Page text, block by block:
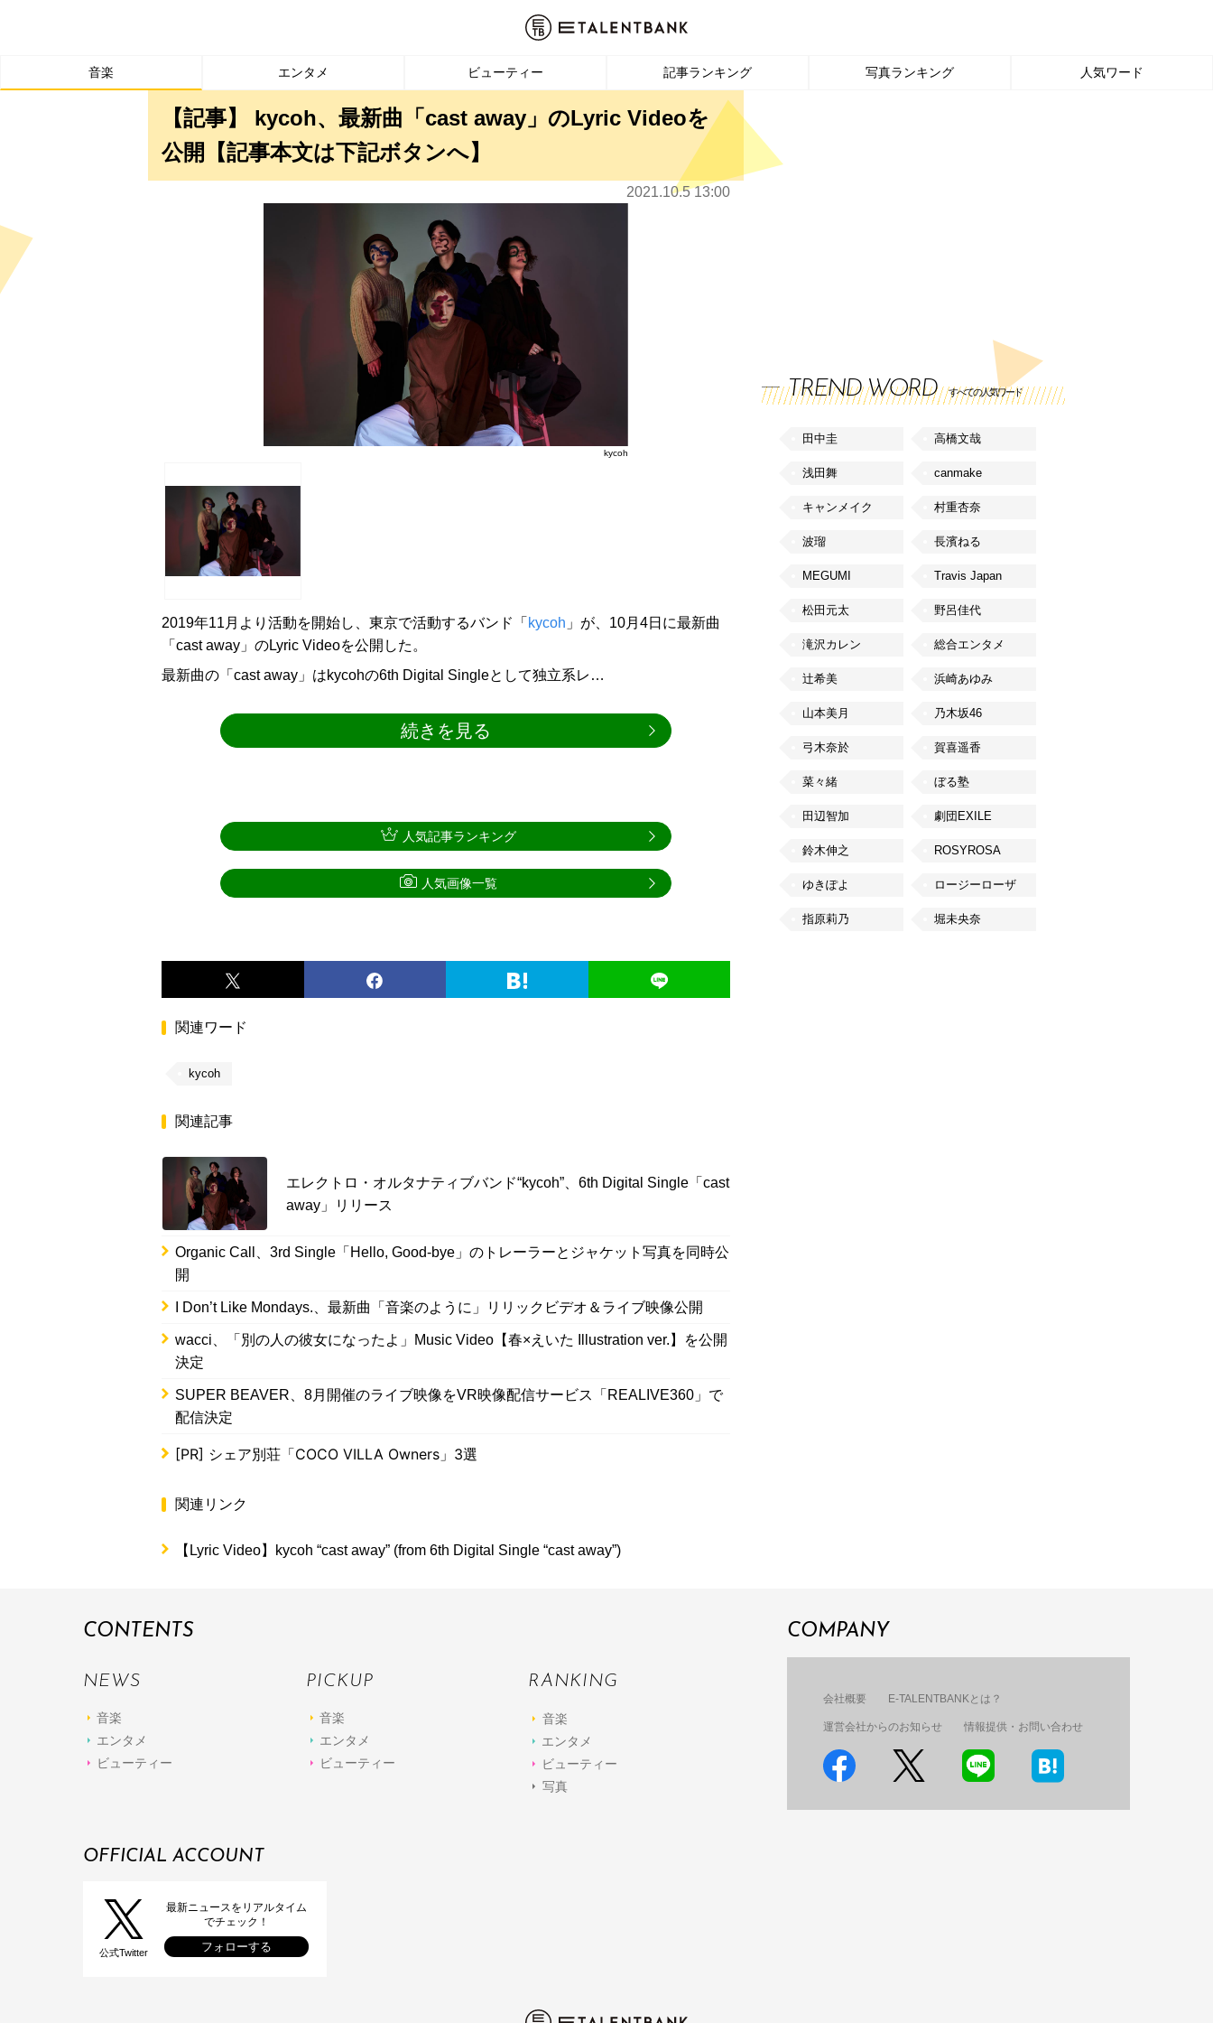
音楽 エンタメ ビューティー 記事ランキング 写真ランキング 人気ワード
【記事】 kycoh、最新曲「cast away」のLyric Videoを
公開【記事本文は下記ボタンへ】
2021.10.5 13:00
kycoh
2019年11月より活動を開始し、東京で活動するバンド「 kycoh 」が、10月4日に最新曲
「cast away」のLyric Videoを公開した。
最新曲の「cast away」はkycohの6th Digital Singleとして独立系レ…
続きを見る
関連ワード
kycoh
関連記事
エレクトロ・オルタナティブバンド“kycoh”、6th Digital Single「cast
away」リリース
Organic Call、3rd Single「Hello, Good-bye」のトレーラーとジャケット写真を同時公
開
I Don’t Like Mondays.、最新曲「音楽のように」リリックビデオ＆ライブ映像公開
wacci、「別の人の彼女になったよ」Music Video【春×えいた Illustration ver.】を公開
決定
SUPER BEAVER、8月開催のライブ映像をVR映像配信サービス「REALIVE360」で
配信決定
[PR] シェア別荘「COCO VILLA Owners」3選
関連リンク
【Lyric Video】kycoh “cast away” (from 6th Digital Single “cast away”)
人気記事ランキング
人気画像一覧
TREND WORD すべての人気ワード
田中圭 高橋文哉
浅田舞 canmake
キャンメイク 村重杏奈
波瑠 長濱ねる
MEGUMI Travis Japan
松田元太 野呂佳代
滝沢カレン 総合エンタメ
辻希美 浜崎あゆみ
山本美月 乃木坂46
弓木奈於 賀喜遥香
菜々緒 ぼる塾
田辺智加 劇団EXILE
鈴木伸之 ROSYROSA
ゆきぽよ ロージーローザ
指原莉乃 堀未央奈
CONTENTS
NEWS
音楽
エンタメ
ビューティー
PICKUP
音楽
エンタメ
ビューティー
RANKING
音楽
エンタメ
ビューティー
写真
COMPANY
会社概要 E-TALENTBANKとは？
運営会社からのお知らせ 情報提供・お問い合わせ
OFFICIAL ACCOUNT
公式Twitter
最新ニュースをリアルタイム
でチェック！
フォローする